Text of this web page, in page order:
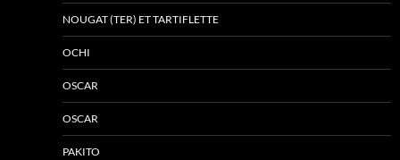
NOUGAT (TER) ET TARTIFLETTE
OCHI
OSCAR
OSCAR
PAKITO